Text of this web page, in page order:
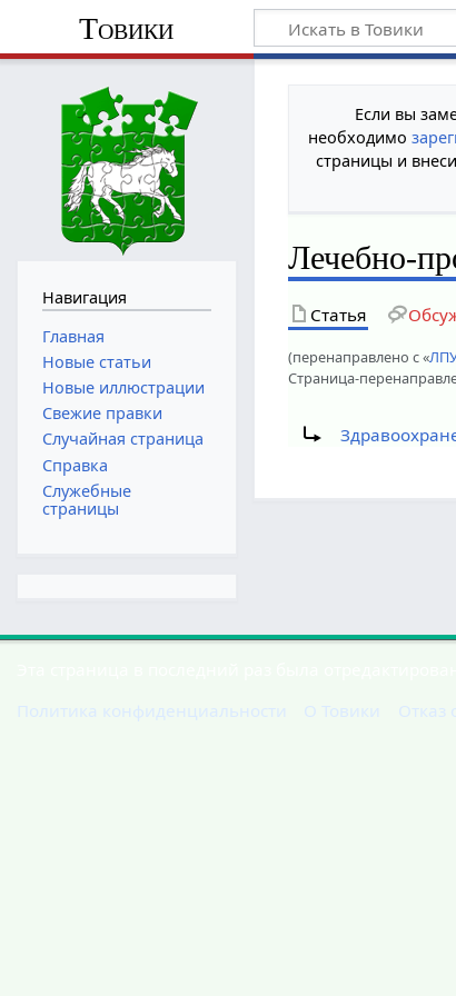
Товики
Если вы
необходимо
страницы и
Лечебно-
Статья
(перенаправлено с «
Страница-
Навигация
Главная
Новые статьи
Новые иллюстрации
Свежие правки
Случайная страница
Справка
Служебные
страницы